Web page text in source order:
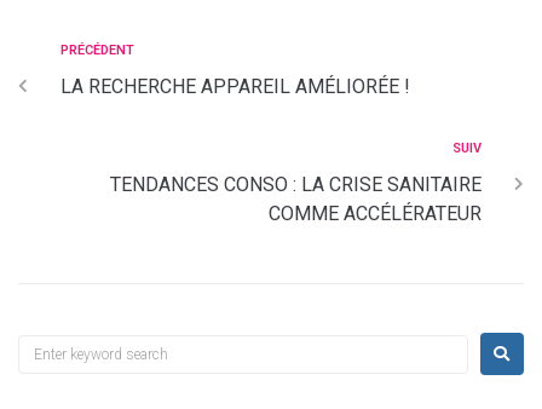
PRÉCÉDENT
LA RECHERCHE APPAREIL AMÉLIORÉE !
SUIV
TENDANCES CONSO : LA CRISE SANITAIRE
COMME ACCÉLÉRATEUR